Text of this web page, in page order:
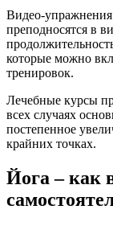
Видео-
преподносятся в
которые можно
тренировок.
Лечебные курсы
всех случаях
постепенное
крайних точках.
Йога – как